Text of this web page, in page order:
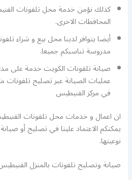
كذلك نؤمن خدمة محل تلفونات
المحافطات الاخرى.
أيضا يتوافر لدينا محل بيع و شراء
مدروسة تناسبكم جميعا.
صيانة تلفونات الكويت خدمة على
عمليات الصيانة عبر تصليح تلفونات
في مركز الفنيطيس
ان اعمال و خدمات محل تلفونات
يمكنكم الاعتماد علينا في تصليح أو
نوعيتها.
صيانة وتصليح تلفونات بالمنزل